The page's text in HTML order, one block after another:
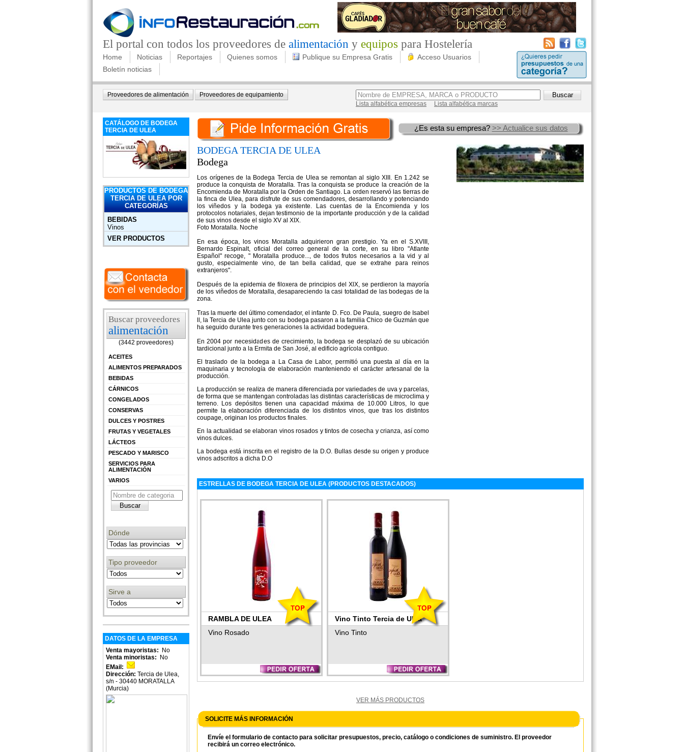
El portal con todos los proveedores de alimentación y equipos para Hostelería
Home Noticias Reportajes Quienes somos Publique su Empresa Gratis
Acceso Usuarios
Boletín noticias
Proveedores de alimentación
Proveedores de equipamiento
Lista alfabética empresas
Lista alfabética marcas
CATÁLOGO DE BODEGA
TERCIA DE ULEA
PRODUCTOS DE BODEGA
TERCIA DE ULEA POR
CATEGORÍAS
BEBIDAS
Vinos
VER PRODUCTOS
Buscar proveedores
alimentación
(3442 proveedores)
ACEITES
ALIMENTOS PREPARADOS
BEBIDAS
CÁRNICOS
CONGELADOS
CONSERVAS
DULCES Y POSTRES
FRUTAS Y VEGETALES
LÁCTEOS
PESCADO Y MARISCO
SERVICIOS PARA
ALIMENTACIÓN
VARIOS
Dónde
Tipo proveedor
Sirve a
DATOS DE LA EMPRESA
Venta mayoristas: No
Venta minoristas: No
EMail:
Dirección: Tercia de Ulea,
s/n - 30440 MORATALLA
(Murcia)
¿Es esta su empresa? >> Actualice sus datos
BODEGA TERCIA DE ULEA
Bodega
Los orígenes de la Bodega Tercia de Ulea se remontan al siglo XIII. En 1.242 se
produce la conquista de Moratalla. Tras la conquista se produce la creación de la
Encomienda de Moratalla por la Orden de Santiago. La orden reservó las tierras de
la finca de Ulea, para disfrute de sus comendadores, desarrollando y potenciando
los viñedos y la bodega ya existente. Las cuentas de la Encomienda y los
protocolos notariales, dejan testimonio de la importante producción y de la calidad
de sus vinos desde el siglo XV al XIX.
Foto Moratalla. Noche
En esa época, los vinos Moratalla adquirieron gran prestigio. Ya en el S.XVIII,
Bernardo Espinalt, oficial del correo general de la corte, en su libro "Atlante
Español" recoge, " Moratalla produce..., de todos frutos necesarios a la vid y al
gusto, especialmente vino, de tan bella calidad, que se extrahe para reinos
extranjeros".
Después de la epidemia de filoxera de principios del XlX, se perdieron la mayoría
de los viñedos de Moratalla, desapareciendo la casi totalidad de las bodegas de la
zona.
Tras la muerte del último comendador, el infante D. Fco. De Paula, suegro de Isabel
ll, la Tercia de Ulea junto con su bodega pasaron a la familia Chico de Guzmán que
ha seguido durante tres generaciones la actividad bodeguera.
En 2004 por necesidades de crecimiento, la bodega se desplazó de su ubicación
tardicional junto a la Ermita de San José, al edificio agrícola contiguo.
El traslado de la bodega a La Casa de Labor, permitió una puesta al día en la
maquinaria y tecnología de elaboración manteniendo el carácter artesanal de la
producción.
La producción se realiza de manera diferenciada por variedades de uva y parcelas,
de forma que se mantengan controladas las distintas características de microclima y
terreno. Los depósitos tienen una capacidad máxima de 10.000 Litros, lo que
permite la elaboración diferenciada de los distintos vinos, que tras los distintos
coupage, originan los productos finales.
En la actualidad se elaboran vinos rosados y tintos de cosecha y crianza, así como
vinos dulces.
La bodega está inscrita en el registro de la D.O. Bullas desde su origen y produce
vinos adscritos a dicha D.O
ESTRELLAS DE BODEGA TERCIA DE ULEA (PRODUCTOS DESTACADOS)
RAMBLA DE ULEA
Vino Rosado
Vino Tinto Tercia de Ulea
Crianza 2007
Vino Tinto
VER MÁS PRODUCTOS
SOLICITE MÁS INFORMACIÓN
Envíe el formulario de contacto para solicitar presupuestos, precio, catálogo o condiciones de suministro. El proveedor
recibirá un correo electrónico.